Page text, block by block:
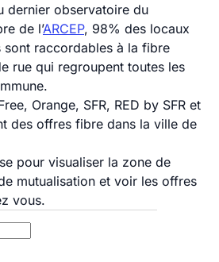
dernier observatoire du
de l’ARCEP, 98% des locaux
sont raccordables à la fibre
rue qui regroupent toutes les
Orange, SFR, RED by SFR et
des offres fibre dans la ville de
pour visualiser la zone de
mutualisation et voir les offres
vous.